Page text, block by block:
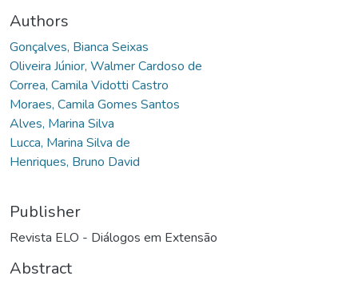
Authors
Gonçalves, Bianca Seixas
Oliveira Júnior, Walmer Cardoso de
Correa, Camila Vidotti Castro
Moraes, Camila Gomes Santos
Alves, Marina Silva
Lucca, Marina Silva de
Henriques, Bruno David
Publisher
Revista ELO - Diálogos em Extensão
Abstract